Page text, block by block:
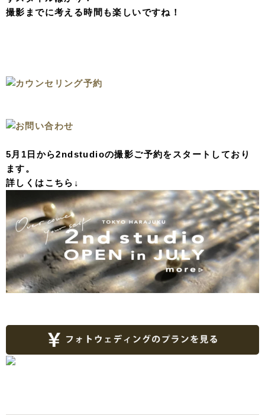
撮影までに考える時間も楽しいですね！
5月1日から2ndstudioの撮影ご予約をスタートしており
ます。
詳しくはこちら↓